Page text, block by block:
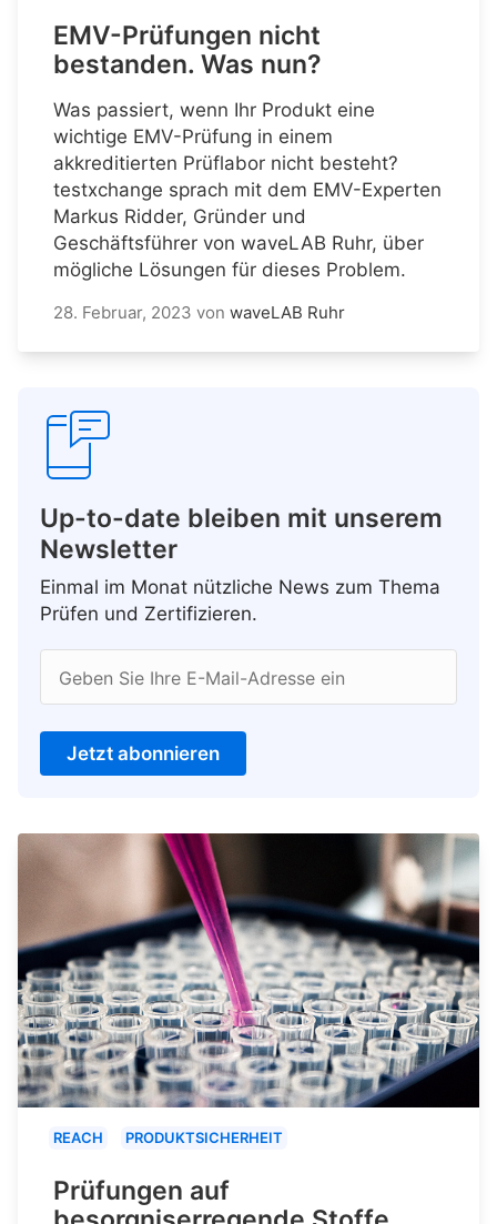
EMV-Prüfungen nicht
bestanden. Was nun?
Was passiert, wenn Ihr Produkt eine
wichtige EMV-Prüfung in einem
akkreditierten Prüflabor nicht besteht?
testxchange sprach mit dem EMV-Experten
Markus Ridder, Gründer und
Geschäftsführer von waveLAB Ruhr, über
mögliche Lösungen für dieses Problem.
28. Februar, 2023 von waveLAB Ruhr
Up-to-date bleiben mit unserem
Newsletter
Einmal im Monat nützliche News zum Thema
Prüfen und Zertifizieren.
Geben Sie Ihre E-Mail-Adresse ein
Jetzt abonnieren
REACH PRODUKTSICHERHEIT
Prüfungen auf